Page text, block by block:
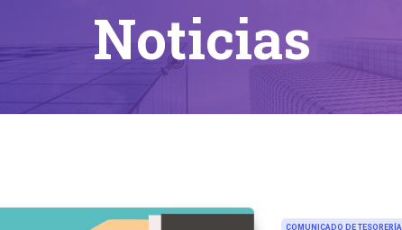
Noticias
COMUNICADO DE TESORERÍA